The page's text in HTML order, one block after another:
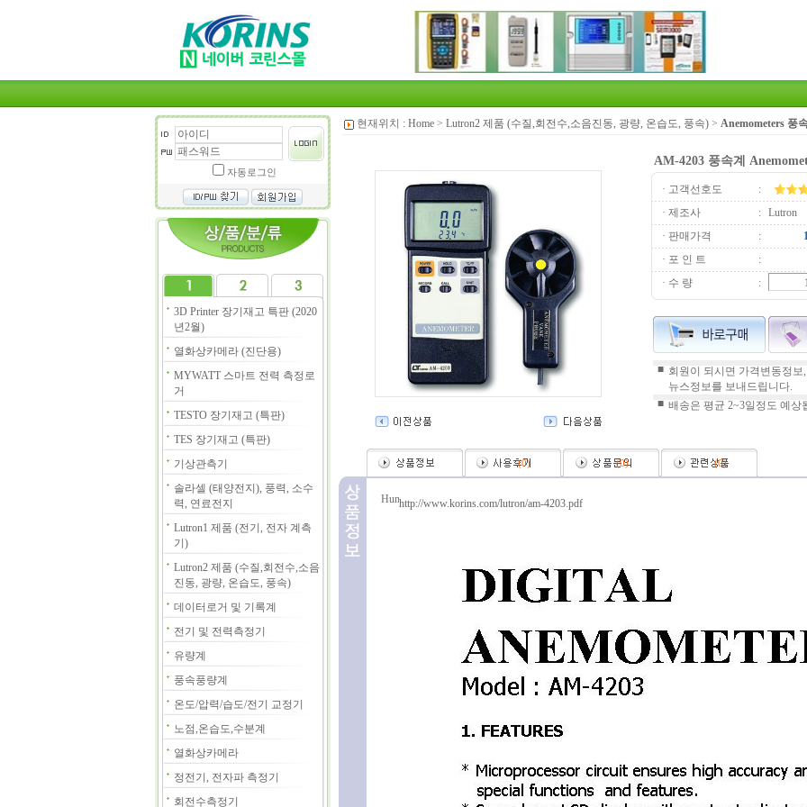
자동로그인
3D Printer 장기재고 특판 (2020
년2월)
열화상카메라 (진단용)
MYWATT 스마트 전력 측정로
거
TESTO 장기재고 (특판)
TES 장기재고 (특판)
기상관측기
솔라셀 (태양전지), 풍력, 소수
력, 연료전지
Lutron1 제품 (전기, 전자 계측
기)
Lutron2 제품 (수질,회전수,소음
진동, 광량, 온습도, 풍속)
데이터로거 및 기록계
전기 및 전력측정기
유량계
풍속풍량계
온도/압력/습도/전기 교정기
노점,온습도,수분계
열화상카메라
정전기, 전자파 측정기
회전수측정기
현재위치 : Home > Lutron2 제품 (수질,회전수,소음진동, 광량, 온습도, 풍속) > Anemometers 풍
AM-4203 풍속계
· 고객선호도
:
· 제조사
:
Lutron
· 판매가격
:
· 포 인 트
:
· 수 량
:
■ 회원이 되시면 가격변동정
뉴스정보를 보내드립니다.
■ 배송은 평균 2~3일정도 예상
(0) (0) (0)
http://www.korins.com/lutron/am-4203.pdf